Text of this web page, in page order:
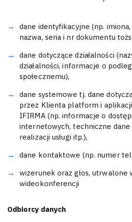
dane identyfikacyjne (np. imiona,
nazwa, seria i nr dokumentu
dane dotyczące działalności
działalności, informacje o
społecznemu),
dane systemowe tj. dane
przez Klienta platform i
IFIRMA (np. informacje o
internetowych, techniczne dane
realizacji usługi itp.),
dane kontaktowe (np. numer
wizerunek oraz głos, utrwalone
wideokonferencji
Odbiorcy danych